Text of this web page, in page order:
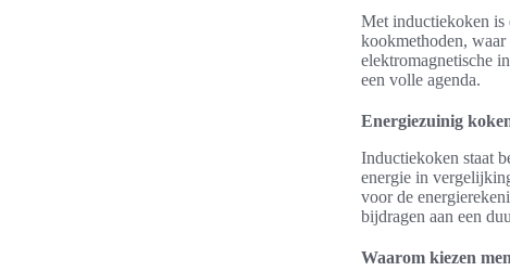
Met inductiekoken is
kookmethoden,
elektromagnetische
een volle agenda.
Energiezuinig
Inductiekoken staat
energie in
voor de
bijdragen aan een
Waarom kiezen